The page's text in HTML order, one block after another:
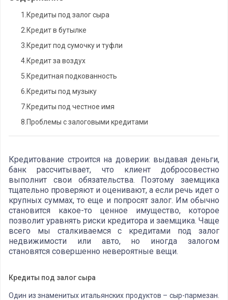
1. Кредиты под залог сыра
2. Кредит в бутылке
3. Кредит под сумочку и туфли
4. Кредит за воздух
5. Кредитная подкованность
6. Кредиты под музыку
7. Кредиты под честное имя
8. Проблемы с залоговыми кредитами
Кредитование строится на доверии: выдавая деньги,
банк рассчитывает, что клиент добросовестно
выполнит свои обязательства. Поэтому заемщика
тщательно проверяют и оценивают, а если речь идет о
крупных суммах, то еще и попросят залог. Им обычно
становится какое-то ценное имущество, которое
позволит уравнять риски кредитора и заемщика. Чаще
всего мы сталкиваемся с кредитами под залог
недвижимости или авто, но иногда залогом
становятся совершенно невероятные вещи.
Кредиты под залог сыра
Один из знаменитых итальянских продуктов – сыр-пармезан.